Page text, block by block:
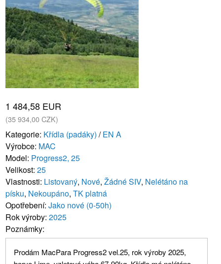
1 484,58 EUR
(35 934,00 CZK)
Kategorie: Křídla (padáky) /EN A
Výrobce: MAC
Model: Progress2, 25
Velikost:25
Vlastnosti: Listovaný, Nové,Žádné SIV, Nelétáno na
písku, Nekoupáno,TK platná
Opotřebení:Jako nové (0-50h)
Rok výroby:2025
Poznámky:
Prodám MacPara Progress2 vel.25, rok výroby 2025,